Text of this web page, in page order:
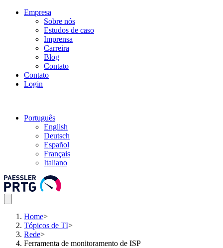
Empresa
Sobre nós
Estudos de caso
Imprensa
Carreira
Blog
Contato
Contato
Login
Português
English
Deutsch
Español
Français
Italiano
Home>
Tópicos de TI>
Rede>
Ferramenta de monitoramento de ISP